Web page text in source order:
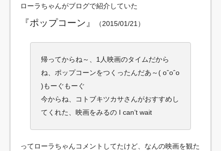
ローラちゃんがブログで紹介していた
『ポップコーン』 （2015/01/21）
帰ってからね～、1人映画のタイムだから
ね、ポップコーンをつくったんだあ～( oˆoˆo
)もーぐもーぐ
今からね、コトブキツカサさんがおすすめし
てくれた、映画をみるの I can’t wait
ってローラちゃんコメントしてたけど、なんの映画を観た